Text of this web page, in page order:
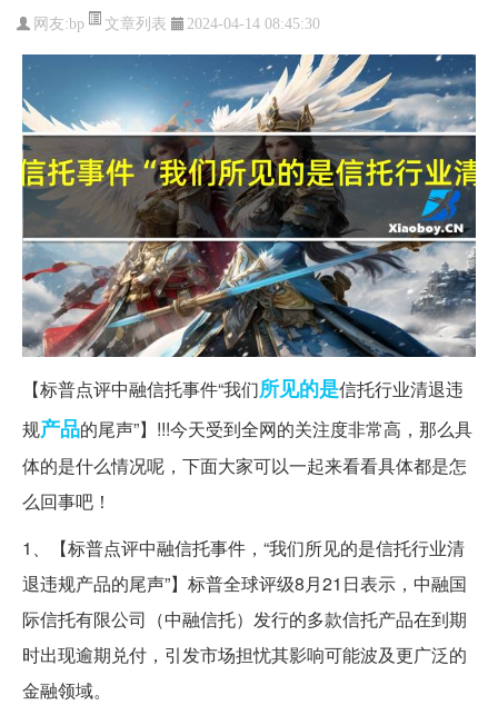
网友:bp 文章列表 2024-04-14 08:45:30
【标普点评中融信托事件“我们所见的是信托行业清退违
规产品的尾声”】!!!今天受到全网的关注度非常高，那么具
体的是什么情况呢，下面大家可以一起来看看具体都是怎
么回事吧！
1、【标普点评中融信托事件，“我们所见的是信托行业清
退违规产品的尾声”】标普全球评级8月21日表示，中融国
际信托有限公司（中融信托）发行的多款信托产品在到期
时出现逾期兑付，引发市场担忧其影响可能波及更广泛的
金融领域。